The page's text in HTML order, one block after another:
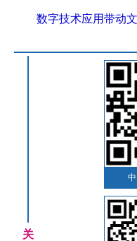
数字技术应用带动
关